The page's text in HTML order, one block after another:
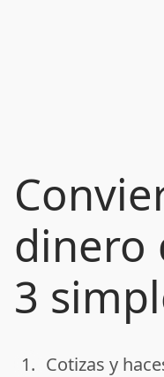
dinero
3
done
1. Cotizas y